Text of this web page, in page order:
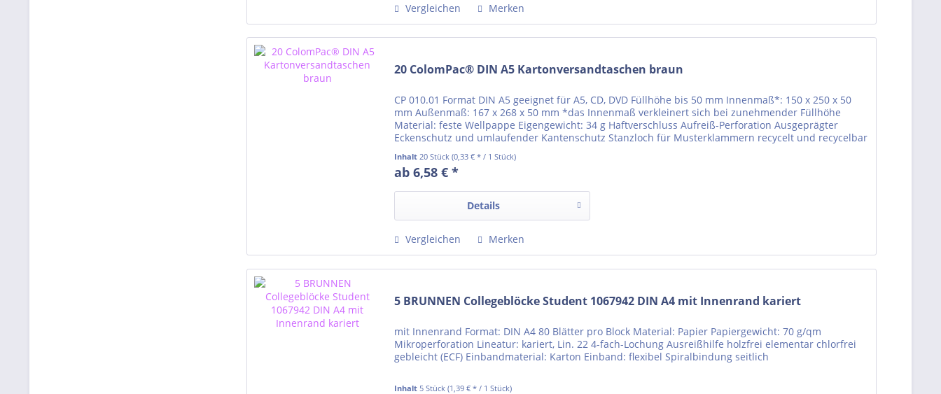
Vergleichen Merken
20 ColomPac® DIN A5 Kartonversandtaschen braun
CP 010.01 Format DIN A5 geeignet für A5, CD, DVD Füllhöhe bis 50 mm Innenmaß*: 150 x 250 x 50
mm Außenmaß: 167 x 268 x 50 mm *das Innenmaß verkleinert sich bei zunehmender Füllhöhe
Material: feste Wellpappe Eigengewicht: 34 g Haftverschluss Aufreiß-Perforation Ausgeprägter
Eckenschutz und umlaufender Kantenschutz Stanzloch für Musterklammern recycelt und recycelbar
Inhalt20 Stück(0,33 € * / 1 Stück)
ab 6,58 € *
Details
Vergleichen Merken
5 BRUNNEN Collegeblöcke Student 1067942 DIN A4 mit Innenrand kariert
mit Innenrand Format: DIN A4 80 Blätter pro Block Material: Papier Papiergewicht: 70 g/qm
Mikroperforation Lineatur: kariert, Lin. 22 4-fach-Lochung Ausreißhilfe holzfrei elementar chlorfrei
gebleicht (ECF) Einbandmaterial: Karton Einband: flexibel Spiralbindung seitlich
Inhalt 5 Stück(1,39 € * / 1 Stück)